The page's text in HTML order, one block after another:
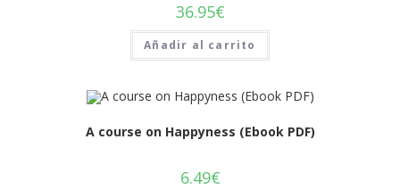
36.95€
Añadir al carrito
A course on Happyness (Ebook PDF)
6.49€